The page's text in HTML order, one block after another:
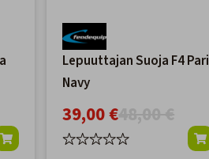
Lepuuttajan Suoja F4 Pari
Navy
39,00 €